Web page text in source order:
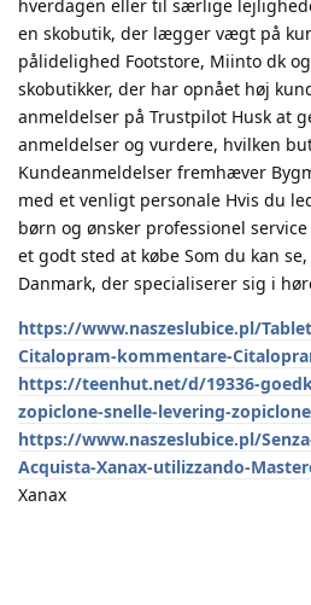
hverdagen eller til særlige
en skobutik, der lægger vægt på
pålidelighed Footstore, Miinto dk
skobutikker, der har opnået høj
anmeldelser på Trustpilot Husk at
anmeldelser og vurdere, hvilken
Kundeanmeldelser fremhæver
med et venligt personale Hvis du
børn og ønsker professionel
et godt sted at købe Som du kan
Danmark, der specialiserer sig i
https://www.naszeslubice.pl/
Citalopram-kommentare-
https://teenhut.net/d/19336-
zopiclone-snelle-levering-
https://www.naszeslubice.pl/
Acquista-Xanax-utilizzando-
Xanax